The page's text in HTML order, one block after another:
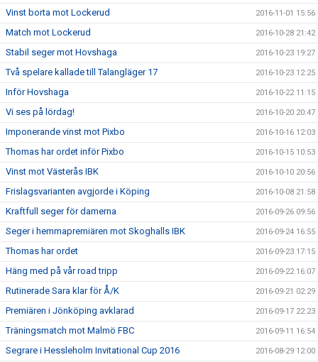
Vinst borta mot Lockerud 2016-11-01 15:56
Match mot Lockerud 2016-10-28 21:42
Stabil seger mot Hovshaga 2016-10-23 19:27
Två spelare kallade till Talangläger 17 2016-10-23 12:25
Inför Hovshaga 2016-10-22 11:15
Vi ses på lördag! 2016-10-20 20:47
Imponerande vinst mot Pixbo 2016-10-16 12:03
Thomas har ordet inför Pixbo 2016-10-15 10:53
Vinst mot Västerås IBK 2016-10-10 20:56
Frislagsvarianten avgjorde i Köping 2016-10-08 21:58
Kraftfull seger för damerna 2016-09-26 09:56
Seger i hemmapremiären mot Skoghalls IBK 2016-09-24 16:55
Thomas har ordet 2016-09-23 17:15
Häng med på vår road tripp 2016-09-22 16:07
Rutinerade Sara klar för Å/K 2016-09-21 02:29
Premiären i Jönköping avklarad 2016-09-17 22:23
Träningsmatch mot Malmö FBC 2016-09-11 16:54
Segrare i Hessleholm Invitational Cup 2016 2016-08-29 12:00